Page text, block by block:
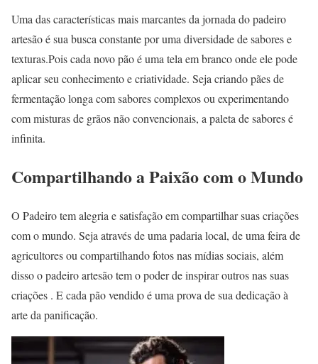
Uma das características mais marcantes da jornada do padeiro
artesão é sua busca constante por uma diversidade de sabores e
texturas.Pois cada novo pão é uma tela em branco onde ele pode
aplicar seu conhecimento e criatividade. Seja criando pães de
fermentação longa com sabores complexos ou experimentando
com misturas de grãos não convencionais, a paleta de sabores é
infinita.
Compartilhando a Paixão com o Mundo
O Padeiro tem alegria e satisfação em compartilhar suas criações
com o mundo. Seja através de uma padaria local, de uma feira de
agricultores ou compartilhando fotos nas mídias sociais, além
disso o padeiro artesão tem o poder de inspirar outros nas suas
criações . E cada pão vendido é uma prova de sua dedicação à
arte da panificação.